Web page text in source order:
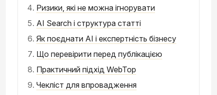
Ризики, які не можна ігнорувати
AI Search і структура статті
Як поєднати AI і експертність бізнесу
Що перевірити перед публікацією
Практичний підхід WebTop
Чекліст для впровадження